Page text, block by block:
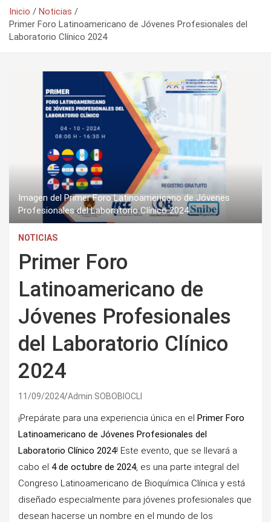
Inicio
Noticias
Primer Foro Latinoamericano de Jóvenes Profesionales del
Laboratorio Clínico 2024
Imagen del Primer Foro Latinoamericano de Jóvenes
Profesionales del Laboratorio Clínico 2024
NOTICIAS
Primer Foro
Latinoamericano de
Jóvenes Profesionales
del Laboratorio Clínico
2024
11/09/2024 Admin SOBOBIOCLI
¡Prepárate para una experiencia única en el Primer Foro
Latinoamericano de Jóvenes Profesionales del
Laboratorio Clínico 2024! Este evento, que se llevará a
cabo el 4 de octubre de 2024, es una parte integral del
Congreso Latinoamericano de Bioquímica Clínica y está
diseñado especialmente para jóvenes profesionales que
desean hacerse un nombre en el mundo de los